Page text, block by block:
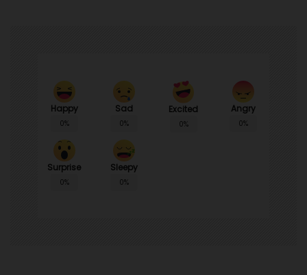
Happy
0%
Sad
0%
Excited
0%
Angry
0%
Surprise
0%
Sleepy
0%